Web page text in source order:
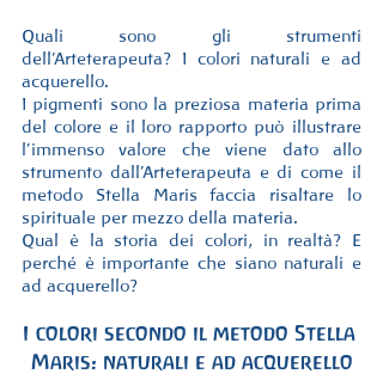
Quali sono gli strumenti
dell’Arteterapeuta? I colori naturali e ad
acquerello.
I pigmenti sono la preziosa materia prima
del colore e il loro rapporto può illustrare
l’immenso valore che viene dato allo
strumento dall’Arteterapeuta e di come il
metodo Stella Maris faccia risaltare lo
spirituale per mezzo della materia.
Qual è la storia dei colori, in realtà? E
perché è importante che siano naturali e
ad acquerello?
I colori secondo il metodo Stella
Maris: naturali e ad acquerello